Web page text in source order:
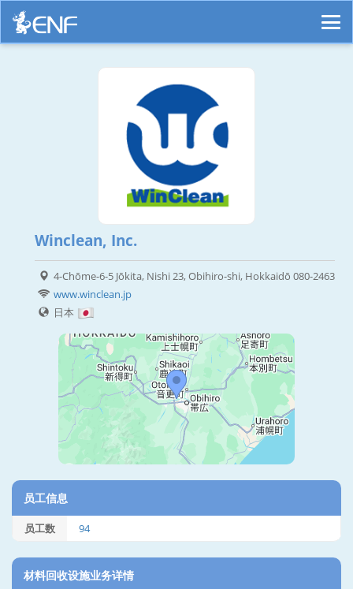
Winclean, Inc.
4-Chōme-6-5 Jōkita, Nishi 23, Obihiro-shi, Hokkaidō 080-2463
www.winclean.jp
日本
员工信息
员工数 94
材料回收设施业务详情